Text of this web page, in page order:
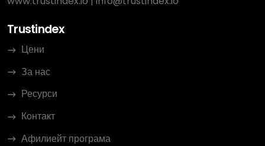
Trustindex
Цени
За нас
Ресурси
Контакт
Афилиейт програма